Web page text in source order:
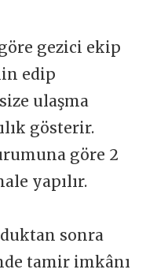
gezici ekip
edip
ulaşma
gösterir.
göre 2
yapılır.
sonra
tamir imkânı